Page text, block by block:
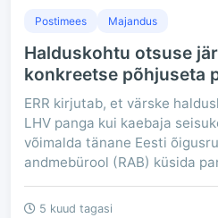
Postimees Majandus
Halduskohtu otsuse
konkreetse põhjuseta
ERR kirjutab, et värske
LHV panga kui kaebaja
võimalda tänane Eesti
andmebürool (RAB) küsida
5 kuud tagasi